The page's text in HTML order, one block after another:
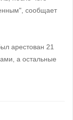
сообщает
арестован 21
а остальные